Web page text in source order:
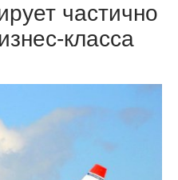
частично
класса